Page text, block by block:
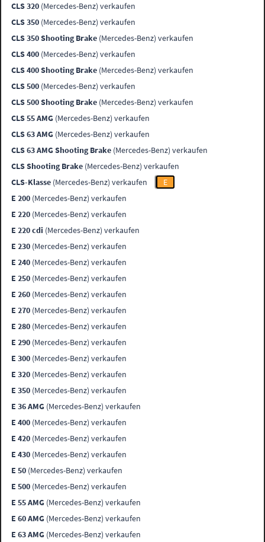
CLS 320 (Mercedes-Benz) verkaufen
CLS 350 (Mercedes-Benz) verkaufen
CLS 350 Shooting Brake (Mercedes-Benz) verkaufen
CLS 400 (Mercedes-Benz) verkaufen
CLS 400 Shooting Brake (Mercedes-Benz) verkaufen
CLS 500 (Mercedes-Benz) verkaufen
CLS 500 Shooting Brake (Mercedes-Benz) verkaufen
CLS 55 AMG (Mercedes-Benz) verkaufen
CLS 63 AMG (Mercedes-Benz) verkaufen
CLS 63 AMG Shooting Brake (Mercedes-Benz) verkaufen
CLS Shooting Brake (Mercedes-Benz) verkaufen
CLS-Klasse (Mercedes-Benz) verkaufen
E
E 200 (Mercedes-Benz) verkaufen
E 220 (Mercedes-Benz) verkaufen
E 220 cdi (Mercedes-Benz) verkaufen
E 230 (Mercedes-Benz) verkaufen
E 240 (Mercedes-Benz) verkaufen
E 250 (Mercedes-Benz) verkaufen
E 260 (Mercedes-Benz) verkaufen
E 270 (Mercedes-Benz) verkaufen
E 280 (Mercedes-Benz) verkaufen
E 290 (Mercedes-Benz) verkaufen
E 300 (Mercedes-Benz) verkaufen
E 320 (Mercedes-Benz) verkaufen
E 350 (Mercedes-Benz) verkaufen
E 36 AMG (Mercedes-Benz) verkaufen
E 400 (Mercedes-Benz) verkaufen
E 420 (Mercedes-Benz) verkaufen
E 430 (Mercedes-Benz) verkaufen
E 50 (Mercedes-Benz) verkaufen
E 500 (Mercedes-Benz) verkaufen
E 55 AMG (Mercedes-Benz) verkaufen
E 60 AMG (Mercedes-Benz) verkaufen
E 63 AMG (Mercedes-Benz) verkaufen